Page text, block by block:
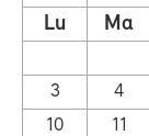
Lu Ma
3
4
10
11